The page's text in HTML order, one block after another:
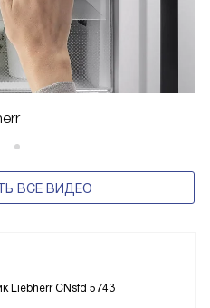
ВСЕ ВИДЕО
Liebherr CNsfd 5743